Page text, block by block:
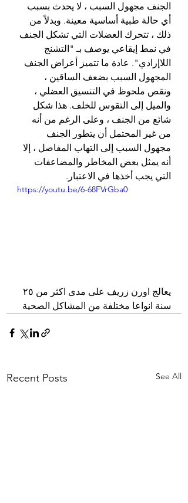
الجنف مجهول السبب ، لا يحدث بسبب
أي حالة طبية أساسية معينة. وبدلاً من
ذلك ، تتحرك العضلات التي تشكل الجنف
في نمط إيقاعي يوصف بـ "التشنج
اللاإرادي". عادة ما تتميز أعراض الجنف
المجهول السبب بضعف الساقين ،
ونقص ملحوظ في التنسيق العضلي ،
والميل إلى التقوس للخلف. هذا شكل
شائع من الجنف ، وعلى الرغم من أنه
من غير المحتمل أن يتطور الجنف
مجهول السبب إلى التهاب المفاصل ، إلا
أنه يمثل بعض المخاطر والمضاعفات
التي يجب أخذها في الاعتبار.
https://youtu.be/6-68FVrGba0
سنة انواعا مختلفة من المشاكل الصحية
Recent Posts See All